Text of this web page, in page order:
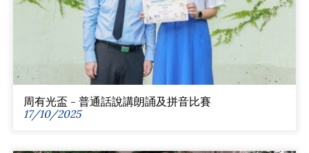
周有光盃 - 普通話說講朗誦及拼音比賽
17/10/2025